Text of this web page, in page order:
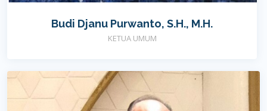
Budi Djanu Purwanto, S.H., M.H.
KETUA UMUM